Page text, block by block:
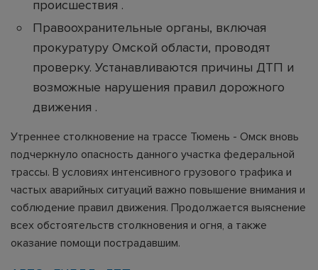
происшествия .
Правоохранительные органы, включая
прокуратуру Омской области, проводят
проверку. Устанавливаются причины ДТП и
возможные нарушения правил дорожного
движения .
Утреннее столкновение на трассе Тюмень - Омск вновь
подчеркнуло опасность данного участка федеральной
трассы. В условиях интенсивного грузового трафика и
частых аварийных ситуаций важно повышение внимания и
соблюдение правил движения. Продолжается выяснение
всех обстоятельств столкновения и огня, а также
оказание помощи пострадавшим.